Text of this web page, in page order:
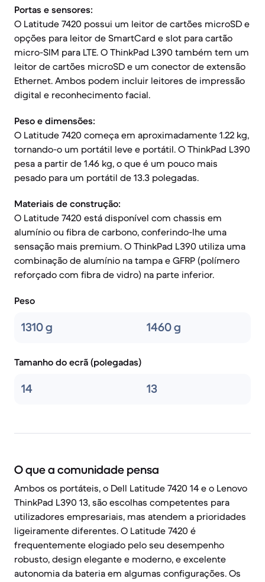
Portas e sensores:
O Latitude 7420 possui um leitor de cartões microSD e
opções para leitor de SmartCard e slot para cartão
micro-SIM para LTE. O ThinkPad L390 também tem um
leitor de cartões microSD e um conector de extensão
Ethernet. Ambos podem incluir leitores de impressão
digital e reconhecimento facial.
Peso e dimensões:
O Latitude 7420 começa em aproximadamente 1.22 kg,
tornando-o um portátil leve e portátil. O ThinkPad L390
pesa a partir de 1.46 kg, o que é um pouco mais
pesado para um portátil de 13.3 polegadas.
Materiais de construção:
O Latitude 7420 está disponível com chassis em
alumínio ou fibra de carbono, conferindo-lhe uma
sensação mais premium. O ThinkPad L390 utiliza uma
combinação de alumínio na tampa e GFRP (polímero
reforçado com fibra de vidro) na parte inferior.
Peso
1310 g 1460 g
Tamanho do ecrã (polegadas)
14 13
O que a comunidade pensa
Ambos os portáteis, o Dell Latitude 7420 14 e o Lenovo
ThinkPad L390 13, são escolhas competentes para
utilizadores empresariais, mas atendem a prioridades
ligeiramente diferentes. O Latitude 7420 é
frequentemente elogiado pelo seu desempenho
robusto, design elegante e moderno, e excelente
autonomia da bateria em algumas configurações. Os